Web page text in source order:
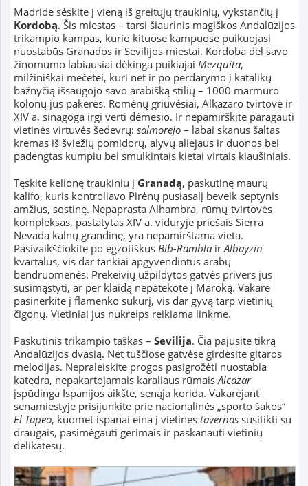
Madride sėskite į vieną iš greitųjų traukinių, vykstančių į
Kordobą. Šis miestas – tarsi šiaurinis magiškos Andalūzijos
trikampio kampas, kurio kituose kampuose puikuojasi
nuostabūs Granados ir Sevilijos miestai. Kordoba dėl savo
žinomumo labiausiai dėkinga puikiajai Mezquita,
milžiniškai mečetei, kuri net ir po perdarymo į katalikų
bažnyčią išsaugojo savo arabišką stilių – 1000 marmuro
kolonų jus pakerės. Romėnų griuvėsiai, Alkazaro tvirtovė ir
XIV a. sinagoga irgi verti dėmesio. Ir nepamirškite paragauti
vietinės virtuvės šedevrų: salmorejo– labai skanus šaltas
kremas iš šviežių pomidorų, alyvų aliejaus ir duonos bei
padengtas kumpiu bei smulkintais kietai virtais kiaušiniais.
Tęskite kelionę traukiniu į Granadą, paskutinę maurų
kalifo, kuris kontroliavo Pirėnų pusiasalį beveik septynis
amžius, sostinę. Nepaprasta Alhambra, rūmų-tvirtovės
kompleksas, pastatytas XIV a. viduryje priešais Sierra
Nevada kalnų grandinę, yra nepamirštama vieta.
Pasivaikščiokite po egzotiškus Bib-RamblairAlbayzin
kvartalus, vis dar tankiai apgyvendintus arabų
bendruomenės. Prekeivių užpildytos gatvės privers jus
susimąstyti, ar per klaidą nepatekote į Maroką. Vakare
pasinerkite į flamenko sūkurį, vis dar gyvą tarp vietinių
čigonų. Vietiniai jus nukreips reikiama linkme.
Paskutinis trikampio taškas – Sevilija. Čia pajusite tikrą
Andalūzijos dvasią. Net tuščiose gatvėse girdėsite gitaros
melodijas. Nepraleiskite progos pasigrožėti nuostabia
katedra, nepakartojamais karaliaus rūmaisAlcazar
įspūdinga Ispanijos aikšte, senąja korida. Vakarėjant
senamiestyje prisijunkite prie nacionalinės „sporto šakos“
El Tapeo, kuomet ispanai eina į vietines tavernassusitikti su
draugais, pasimėgauti gėrimais ir paskanauti vietinių
delikatesų.